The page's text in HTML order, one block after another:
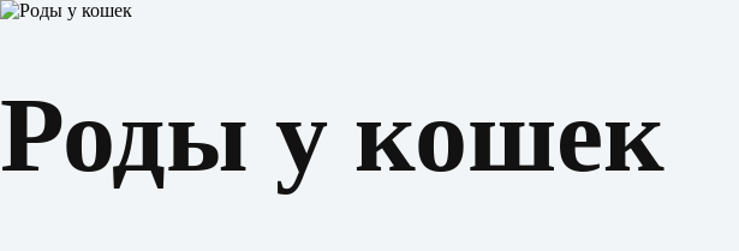
Роды у кошек